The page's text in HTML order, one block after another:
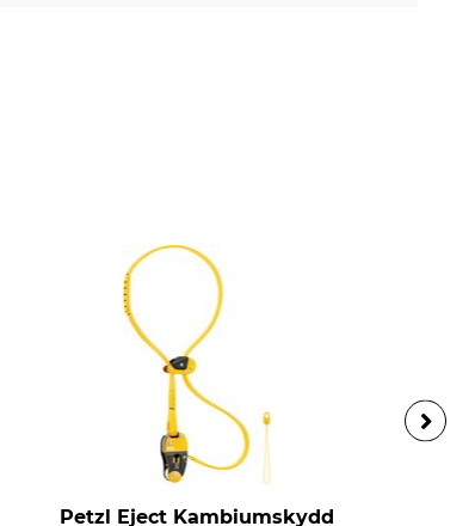
Petzl Eject Kambiumskydd